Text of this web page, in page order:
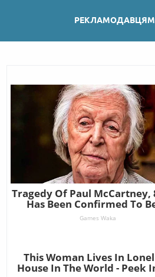
РЕКЛАМОДАВЦЯМ